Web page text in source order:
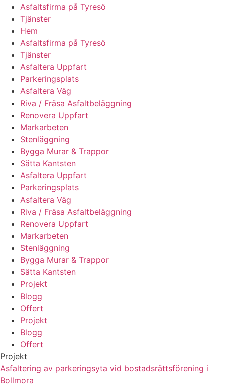
Asfaltsfirma på Tyresö
Tjänster
Hem
Asfaltsfirma på Tyresö
Tjänster
Asfaltera Uppfart
Parkeringsplats
Asfaltera Väg
Riva / Fräsa Asfaltbeläggning
Renovera Uppfart
Markarbeten
Stenläggning
Bygga Murar & Trappor
Sätta Kantsten
Asfaltera Uppfart
Parkeringsplats
Asfaltera Väg
Riva / Fräsa Asfaltbeläggning
Renovera Uppfart
Markarbeten
Stenläggning
Bygga Murar & Trappor
Sätta Kantsten
Projekt
Blogg
Offert
Projekt
Blogg
Offert
Projekt
Asfaltering av parkeringsyta vid bostadsrättsförening i
Bollmora